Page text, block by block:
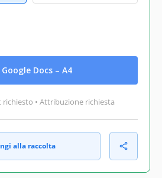
Google Docs – A4
richiesto • Attribuzione richiesta
alla raccolta